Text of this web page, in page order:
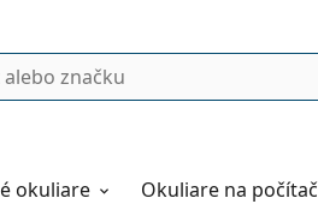
okuliare Okuliare na počítač